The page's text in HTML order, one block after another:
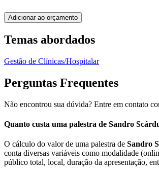
Adicionar ao orçamento
Temas abordados
Gestão de Clínicas/Hospitalar
Perguntas Frequentes
Não encontrou sua dúvida? Entre em contato
Quanto custa uma palestra de Sandro
O cálculo do valor de uma palestra de Sandro
conta diversas variáveis como modalidade
público total, local, duração da apresentação,